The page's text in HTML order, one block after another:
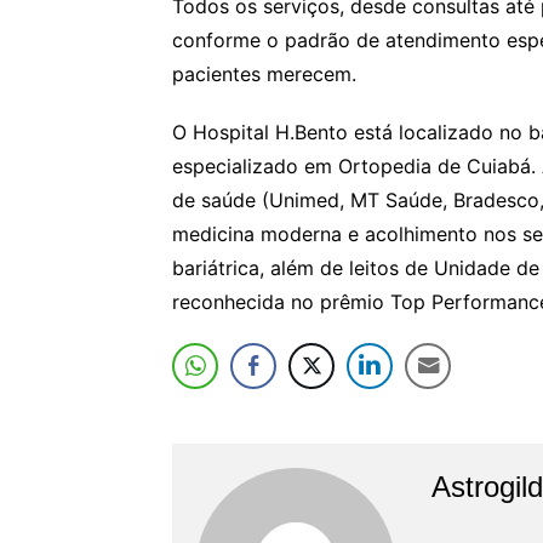
Todos os serviços, desde consultas
conforme o padrão de atendimento
pacientes merecem.
O Hospital H.Bento está localizado no
especializado em Ortopedia de
de saúde (Unimed, MT Saúde,
medicina moderna e acolhimento nos
bariátrica, além de leitos de Unidade
reconhecida no prêmio Top